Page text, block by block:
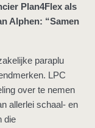
Plan4Flex als
Alphen: “Samen
paraplu
LPC
over te nemen
allerlei schaal- en
die